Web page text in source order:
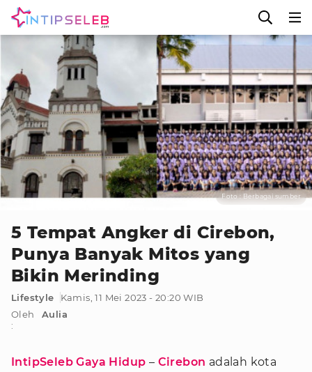
Foto : Berbagai sumber
5 Tempat Angker di Cirebon,
Punya Banyak Mitos yang
Bikin Merinding
Lifestyle
Kamis, 11 Mei 2023 - 20:20 WIB
Oleh
:
Aulia
IntipSeleb Gaya Hidup – Cirebon adalah kota